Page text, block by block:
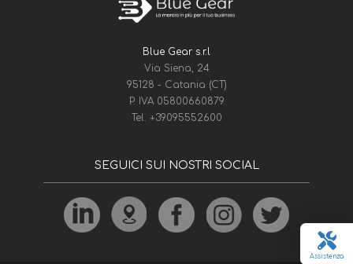
Assistenza
Blue Gear s.r.l
Via Siena, 24
95128 - Catania (CT)
P. IVA 05800660879
Tel.
+39095552600
SEGUICI SUI NOSTRI SOCIAL